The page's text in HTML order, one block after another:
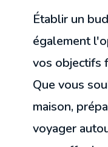
Établir un
également
vos objectifs
Que vous
maison,
voyager